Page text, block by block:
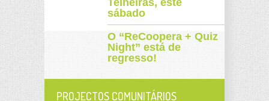
Telheiras, este
sábado
O “ReCoopera + Quiz
Night” está de
regresso!
PROJECTOS COMUNITÁRIOS